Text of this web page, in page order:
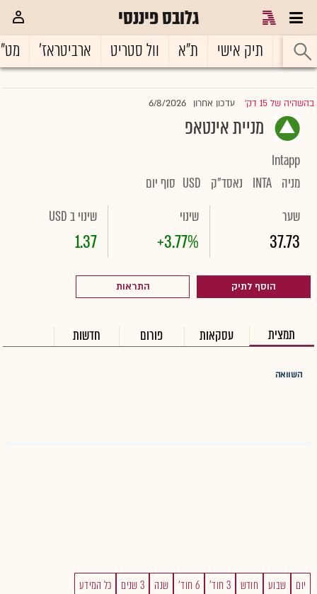
גלובס פיננסי
ראשי תיק אישי ת"א וול סטריט ארביטראז'
בהשהיה של 15 דק' |עדכון אחרון 6/8/2026
מניית אינטאפ
Intapp
מניה INTA נאסד"ק USD סוף יום
שער
37.73
שינוי
+3.77%
שינוי ב USD
1.37
הוסף לתיק התראות
תמצית עסקאות פורום חדשות
השוואה
יום שבוע חודש 3 חוד' 6 חוד' שנה 3 שנים כל המידע